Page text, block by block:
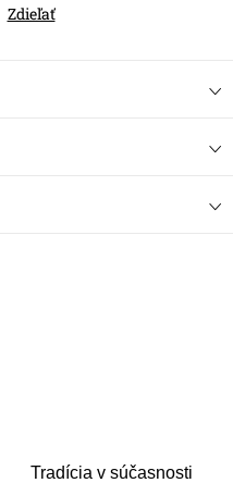
Zdieľať
Tradícia v súčasnosti